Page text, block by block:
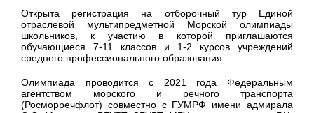
Открыта регистрация на отборочный тур Единой
отраслевой мультипредметной Морской олимпиады
школьников, к участию в которой приглашаются
обучающиеся 7-11 классов и 1-2 курсов учреждений
среднего профессионального образования.
Олимпиада проводится с 2021 года Федеральным
агентством морского и речного транспорта
(Росморречфлот) совместно с ГУМРФ имени адмирала